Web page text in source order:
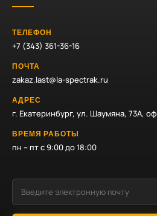
ТЕЛЕФОН
+7 (343) 361-36-16
ПОЧТА
zakaz.last@la-spectrak.ru
АДРЕС
г. Екатеринбург, ул. Шаумяна, 73А,
ВРЕМЯ РАБОТЫ
пн – пт с 9:00 до 18:00